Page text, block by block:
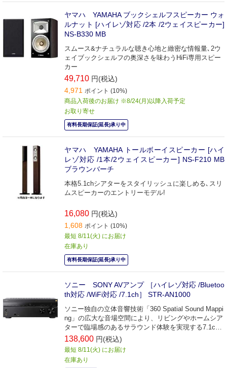
ヤマハ YAMAHA ブックシェルフスピーカー ウォ
ルナット [ハイレゾ対応 /2本 /2ウェイスピーカー]
NS-B330 MB
スムース&ナチュラルな聴き心地と緻密な情報量､2ウ
ェイブックシェルフの奥深さを味わうHiFi専用スピー
カー
49,710 円(税込)
4,971 ポイント (10%)
商品入荷後のお届け ※8/24(月)以降入荷予定
お取り寄せ
有料長期保証(延長)承り中
ヤマハ YAMAHA トールボーイスピーカー [ハイ
レゾ対応 /1本/2ウェイスピーカー] NS-F210 MB
ブラウンバーチ
本格5.1chシアターをスタイリッシュに楽しめる､スリ
ムスピーカーのエントリーモデル!
16,080 円(税込)
1,608 ポイント (10%)
最短 8/11(火) にお届け
在庫あり
有料長期保証(延長)承り中
ソニー SONY AVアンプ ［ハイレゾ対応 /Bluetoo
th対応 /WiFi対応 /7.1ch］ STR-AN1000
ソニー独自の立体音響技術「360 Spatial Sound Mappi
ng」の広大な音場空間により、リビングやホームシア
ターで臨場感のあるサラウンド体験を実現する7.1ch
マルチチャンネルAVレシーバー
138,600 円(税込)
最短 8/11(火) にお届け
在庫あり